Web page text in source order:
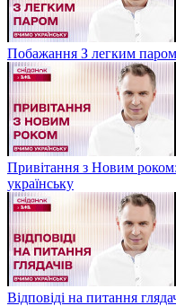
Побажання З легким
Привітання з Новим
українську
Відповіді на питання